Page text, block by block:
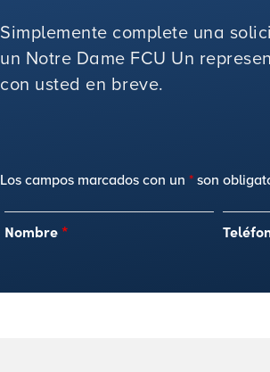
Simplemente complete una
un Notre Dame FCU Un
con usted en breve.
Los campos marcados con un*son
Nombre*